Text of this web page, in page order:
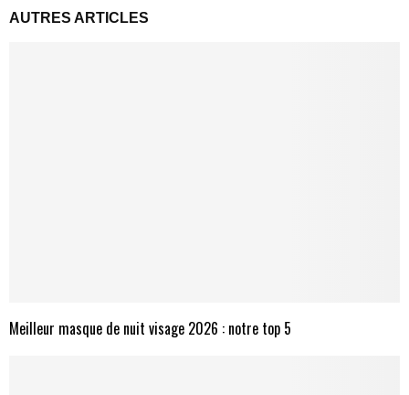
AUTRES ARTICLES
Meilleur masque de nuit visage 2026 : notre top 5